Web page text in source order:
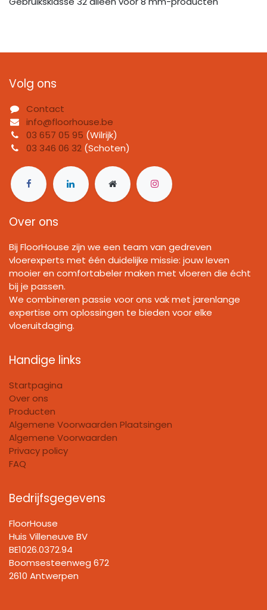
Volg ons
Contact
info@floorhouse.be
03 657 05 95 (Wilrijk)
03 346 06 32 (Schoten)
Over ons
Bij FloorHouse zijn we een team van gedreven
vloerexperts met één duidelijke missie: jouw leven
mooier en comfortabeler maken met vloeren die écht
bij je passen.
We combineren passie voor ons vak met jarenlange
expertise om oplossingen te bieden voor elke
vloeruitdaging.
Handige links
Startpagina
Over ons
Producten
Algemene Voorwaarden Plaatsingen
Algemene Voorwaarden
Privacy policy
FAQ
Bedrijfsgegevens
FloorHouse
Huis Villeneuve BV​
BE1026.0372.94
Boomsesteenweg 672
2610 Antwerpen